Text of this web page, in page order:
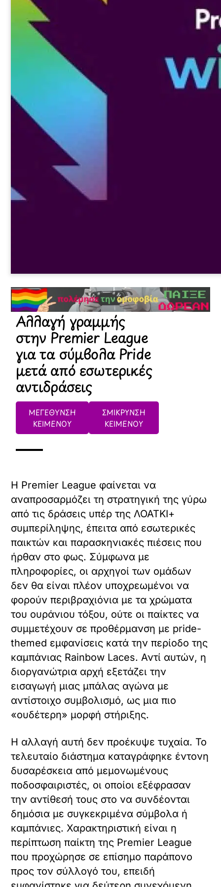
Αλλαγή γραμμής
στην Premier League
για τα σύμβολα Pride
μετά από εσωτερικές
αντιδράσεις
ΜΕΓΕΘΥΝΣΗ
ΚΕΙΜΕΝΟΥ
ΣΜΙΚΡΥΝΣΗ
ΚΕΙΜΕΝΟΥ
Η Premier League φαίνεται να
αναπροσαρμόζει τη στρατηγική της γύρω
από τις δράσεις υπέρ της ΛΟΑΤΚΙ+
συμπερίληψης, έπειτα από εσωτερικές
παικτών και παρασκηνιακές πιέσεις που
ήρθαν στο φως. Σύμφωνα με
πληροφορίες, οι αρχηγοί των ομάδων
δεν θα είναι πλέον υποχρεωμένοι να
φορούν περιβραχιόνια με τα χρώματα
του ουράνιου τόξου, ούτε οι παίκτες να
συμμετέχουν σε προθέρμανση με pride-
themed εμφανίσεις κατά την περίοδο της
καμπάνιας Rainbow Laces. Αντί αυτών, η
διοργανώτρια αρχή εξετάζει την
εισαγωγή μιας μπάλας αγώνα με
αντίστοιχο συμβολισμό, ως μια πιο
«ουδέτερη» μορφή στήριξης.
Η αλλαγή αυτή δεν προέκυψε τυχαία. Το
τελευταίο διάστημα καταγράφηκε έντονη
δυσαρέσκεια από μεμονωμένους
ποδοσφαιριστές, οι οποίοι εξέφρασαν
την αντίθεσή τους στο να συνδέονται
δημόσια με συγκεκριμένα σύμβολα ή
καμπάνιες. Χαρακτηριστική είναι η
περίπτωση παίκτη της Premier League
που προχώρησε σε επίσημο παράπονο
προς τον σύλλογό του, επειδή